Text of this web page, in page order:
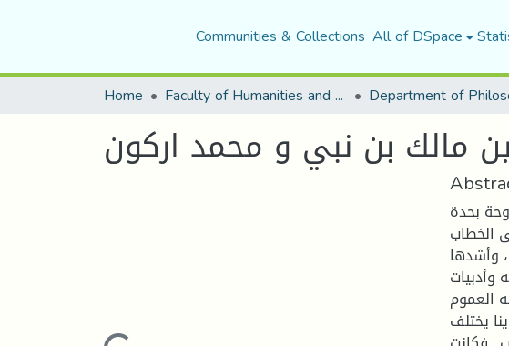
Communities & Collections All of DSpace
Home Faculty of Humanities and Social Sciences Department of
مالك بن نبي و محمد اركون
بحدة
الخطاب
وأشدها
وأدبيات
العموم.
يختلف